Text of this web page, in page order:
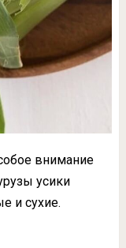
внимание
усики
и сухие.